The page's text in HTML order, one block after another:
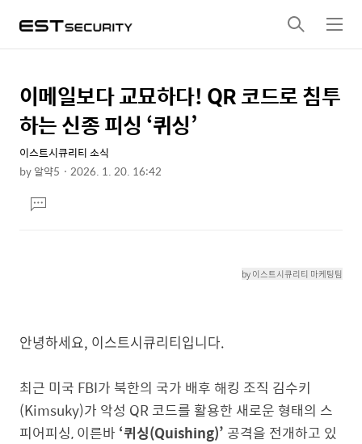
검
색
메
뉴
상
세
텐
본
문
제
목
이메일보다 교묘하다! QR 코드로 침투
하는 신종 피싱 ‘퀴싱’
이스트시큐리티 소식
by알약5 2026. 1. 20. 16:42
문댓
글
by 이스트시큐리티 마케팅팀
안녕하세요, 이스트시큐리티입니다.
최근 미국 FBI가 북한의 국가 배후 해킹 조직 김수키
(Kimsuky)가 악성 QR 코드를 활용한 새로운 형태의 스
피어피싱, 이른바‘퀴싱(Quishing)’ 공격을 전개하고 있